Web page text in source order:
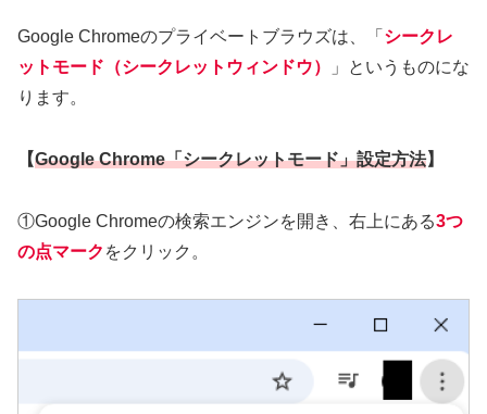
Google Chromeのプライベートブラウズは、「 シークレ
ットモード（シークレットウィンドウ）
」というものにな
ります。
【Google Chrome「シークレットモード」設定方法】
①Google Chromeの検索エンジンを開き、右上にある3つ
の点マーク をクリック。